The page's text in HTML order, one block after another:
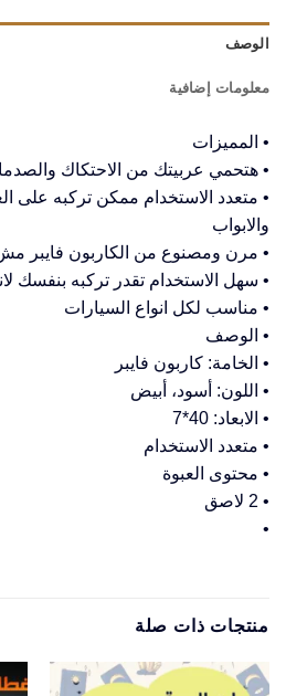
الوصف
معلومات إضافية
• المميزات
• هتحمي عربيتك من الاحتكاك
• متعدد الاستخدام ممكن تركبه على
والابواب
• مرن ومصنوع من الكاربون فايبر
• سهل الاستخدام تقدر تركبه بنفسك
• مناسب لكل انواع السيارات
• الوصف
• الخامة: كاربون فايبر
• اللون: أسود، أبيض
• الابعاد: 40*7
• متعدد الاستخدام
• محتوى العبوة
• 2 لاصق
•
منتجات ذات صلة